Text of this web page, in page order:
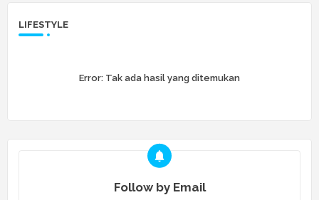
LIFESTYLE
Error: Tak ada hasil yang ditemukan
Follow by Email